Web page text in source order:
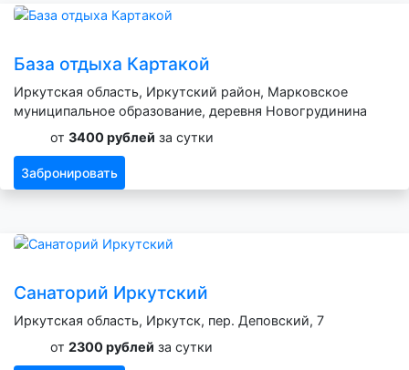
База отдыха Картакой
Иркутская область, Иркутский район, Марковское
муниципальное образование, деревня Новогрудинина
от 3400 рублей за сутки
Забронировать
Санаторий Иркутский
Иркутская область, Иркутск, пер. Деповский, 7
от 2300 рублей за сутки